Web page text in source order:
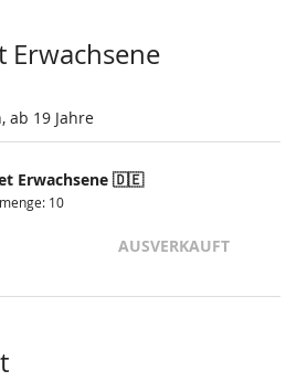
Erwachsene
ab 19 Jahre
Erwachsene 🇩🇪
10
AUSVERKAUFT